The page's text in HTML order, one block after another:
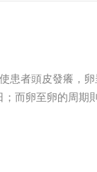
患者頭皮發癢，
而卵至卵的周